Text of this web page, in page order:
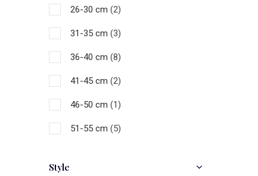
26-30 cm (2)
31-35 cm (3)
36-40 cm (8)
41-45 cm (2)
46-50 cm (1)
51-55 cm (5)
Style